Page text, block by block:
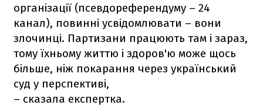
організації (псевдореферендуму – 24
канал), повинні усвідомлювати – вони
злочинці. Партизани працюють там і зараз,
тому їхньому життю і здоров'ю може щось
більше, ніж покарання через український
суд у перспективі,
– сказала експертка.